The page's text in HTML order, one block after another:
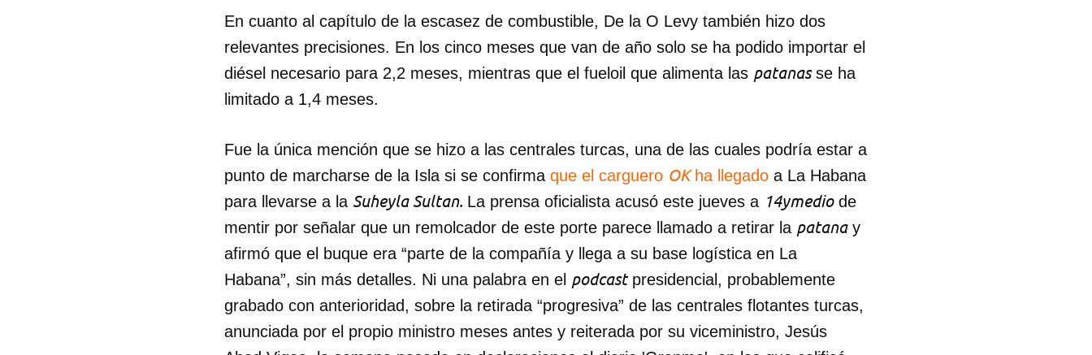
En cuanto al capítulo de la escasez de combustible, De la O Levy también hizo dos
relevantes precisiones. En los cinco meses que van de año solo se ha podido importar el
diésel necesario para 2,2 meses, mientras que el fueloil que alimenta las patanasse ha
limitado a 1,4 meses.
Fue la única mención que se hizo a las centrales turcas, una de las cuales podría estar a
punto de marcharse de la Isla si se confirma que el carguero OKha llegado a La Habana
para llevarse a la Suheyla Sultan. La prensa oficialista acusó este jueves a 14ymediode
mentir por señalar que un remolcador de este porte parece llamado a retirar la patanay
afirmó que el buque era “parte de la compañía y llega a su base logística en La
Habana”, sin más detalles. Ni una palabra en el podcastpresidencial, probablemente
grabado con anterioridad, sobre la retirada “progresiva” de las centrales flotantes turcas,
anunciada por el propio ministro meses antes y reiterada por su viceministro, Jesús